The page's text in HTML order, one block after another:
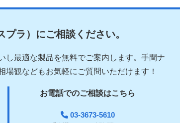
ラ）にご相談ください。
し最適な製品を無料でご案内します。手間ナ
観などもお気軽にご質問いただけます！
お電話でのご相談はこちら
03-3673-5610